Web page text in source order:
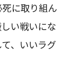
死に取り組ん
い戦いにな
、いいラグ